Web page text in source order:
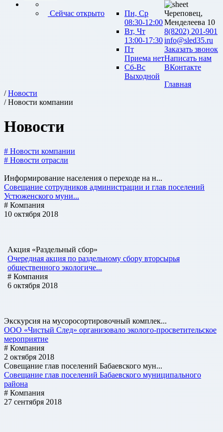
Сейчас открыто
Пн, Ср
08:30-12:00
Вт, Чт
13:00-17:30
Пт
Приема нет
Сб-Вс
Выходной
Череповец,
Менделеева 10
8(8202) 201-901
info@sled35.ru
Заказать звонок
Написать нам
ВКонтакте
Главная
/Новости
/ Новости компании
Новости
# Новости компании
# Новости отрасли
Информирование населения о переходе на н...
Совещание сотрудников администрации и глав поселений
Устюженского муни...
# Компания
10 октября 2018
Акция «Раздельный сбор»
Очередная акция по раздельному сбору вторсырья
общественного экологиче...
# Компания
6 октября 2018
Экскурсия на мусоросортировочный комплек...
ООО «Чистый След» организовало эколого-просветительское
мероприятие
# Компания
2 октября 2018
Совещание глав поселений Бабаевского мун...
Совещание глав поселений Бабаевского муниципального
района
# Компания
27 сентября 2018